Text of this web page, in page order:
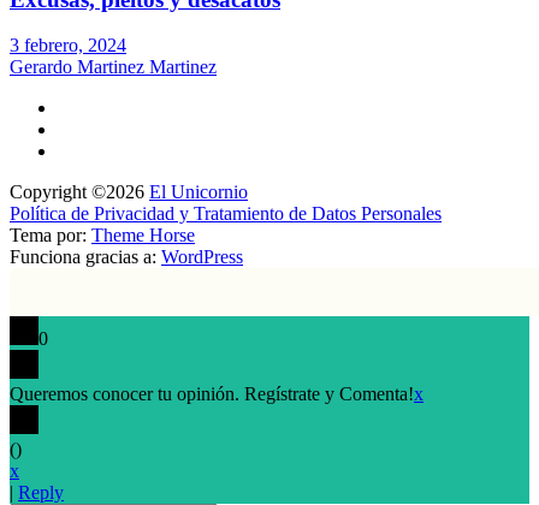
3 febrero, 2024
Gerardo Martinez Martinez
Copyright ©2026 El Unicornio
Política de Privacidad y Tratamiento de Datos Personales
Tema por: Theme Horse
Funciona gracias a: WordPress
0
Queremos conocer tu opinión. Regístrate y Comenta!x
()
x
| Reply